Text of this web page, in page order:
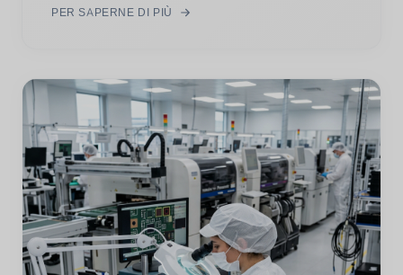
PER SAPERNE DI PIÙ